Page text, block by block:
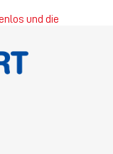
und die